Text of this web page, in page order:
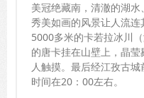
美冠绝藏南，清澈的湖水
秀美如画的风景让人流
5000多米的卡若拉冰川
的唐卡挂在山壁上，晶
人触摸。最后经江孜古
时间在20：00左右。